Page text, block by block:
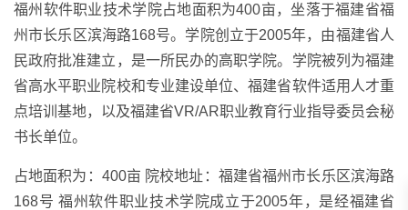
福州软件职业技术学院占地面积为400亩，坐落于福建省福
州市长乐区滨海路168号。学院创立于2005年，由福建省人
民政府批准建立，是一所民办的高职学院。学院被列为福建
省高水平职业院校和专业建设单位、福建省软件适用人才重
点培训基地，以及福建省VR/AR职业教育行业指导委员会秘
书长单位。
占地面积为：400亩 院校地址：福建省福州市长乐区滨海路
168号 福州软件职业技术学院成立于2005年，是经福建省